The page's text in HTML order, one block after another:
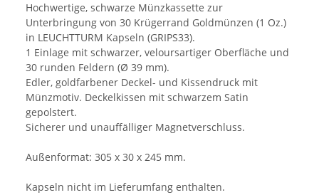
Hochwertige, schwarze Münzkassette zur
Unterbringung von 30 Krügerrand Goldmünzen (1 Oz.)
in LEUCHTTURM Kapseln (GRIPS33).
1 Einlage mit schwarzer, veloursartiger Oberfläche und
30 runden Feldern (Ø 39 mm).
Edler, goldfarbener Deckel- und Kissendruck mit
Münzmotiv. Deckelkissen mit schwarzem Satin
gepolstert.
Sicherer und unauffälliger Magnetverschluss.
Außenformat: 305 x 30 x 245 mm.
Kapseln nicht im Lieferumfang enthalten.